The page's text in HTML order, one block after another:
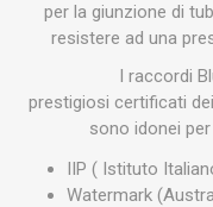
per la giunzione di
resistere ad una
I raccordi
prestigiosi certificati
sono idonei
IIP ( Istituto
Watermark